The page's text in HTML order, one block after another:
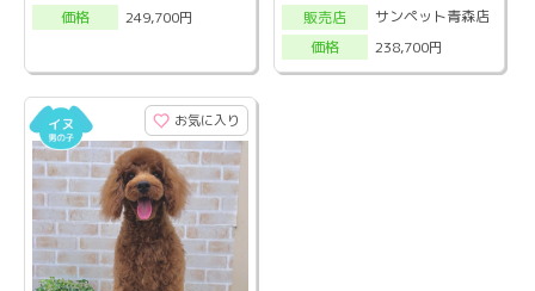
価格
249,700円 販売店
サンペット青森店
価格
238,700円
お気に入り